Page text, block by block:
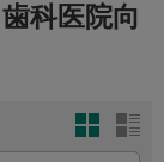
科医院向